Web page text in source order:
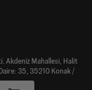
Akdeniz Mahallesi, Halit
35, 35210 Konak /